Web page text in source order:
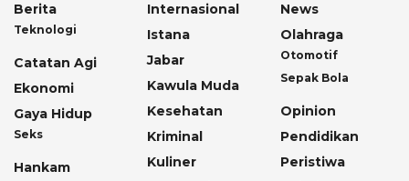
Berita
Teknologi
Catatan Agi
Ekonomi
Gaya Hidup
Seks
Hankam
Internasional
Istana
Jabar
Kawula Muda
Kesehatan
Kriminal
Kuliner
News
Olahraga
Otomotif
Sepak Bola
Opinion
Pendidikan
Peristiwa